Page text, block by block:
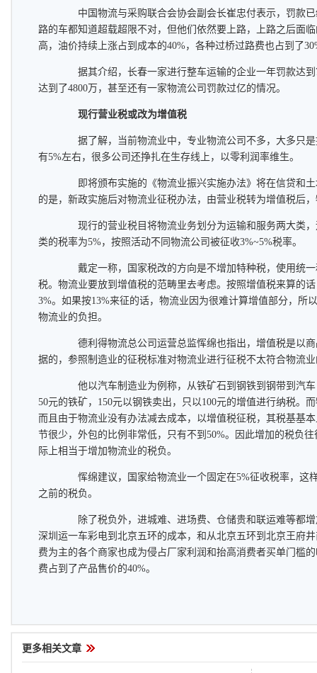
中国物流与采购联合会协会副会长崔忠付表示，罚款已
路的车都知道超载超限不对，但他们依然要上路，上路之后面
高，油价持续上涨占到成本的40%，各种过桥过路费也占到了
据其介绍，长春一家进行整车运输的企业一年罚款达到
达到了4800万，甚至还有一家物流公司罚款过亿的情况。
现行营业税或改为增值税
据了解，当前物流业中，专业物流公司不多，大多只是
有5%左右，很多公司还挣扎在生存线上，以零利润率维生。
即将颁布实施的《物流业振兴实施办法》将在信贷和土
的是，新政实施后对物流业征税办法，由营业税转为增值税后
现行的营业税目将物流业务划分为运输和服务两大类，
类的税率为5%，按照活动不同物流公司被征收3%~5%税率。
戴定一称，国家税改的方向是不增加特种税，使用统一
税。物流业要放到增值税的范畴里去考虑。按照增值税来算的
3%。如果按13%来征的话，物流业因为很难计算增值部分，所
物流业的负担。
德利得物流总公司运营总监恽绵也指出，增值税是以商
据的，参照制造业的征税标准对物流业进行征税不太符合物流
他以汽车制造业为例称，从铁矿石到钢铁到钢带到汽车
50元的铁矿，150元以钢铁卖出，只以100元的增值进行纳税。
而且由于物流业没有办法减去成本，以增值税征税，其税基基
节很少，外包的比例非常低，只有不到50%。因此增加的税负
际上相当于增加物流业的税负。
恽绵建议，国家给物流业一个固定在5%征收税率，这
之前的税负。
除了税负外，进城难、进场费、仓储贵和联运难等都增
深圳运一车彩电到北京五环的成本，和从北京五环到北京王府
费为主的各个商家也成为侵占厂家利润和抬高消费者买单门槛
费占到了产品售价的40%。
更多相关文章